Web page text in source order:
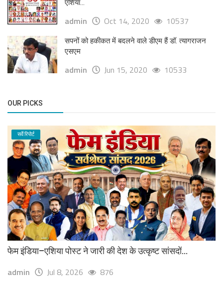
एशिया...
admin Oct 14, 2020 10537
सपनों को हकीकत में बदलने वाले डीएम हैं डॉ. त्यागराजन
एसएम
admin Jun 15, 2020 10533
OUR PICKS
सर्वे रिपोर्ट
फेम इंडिया–एशिया पोस्ट ने जारी की देश के उत्कृष्ट सांसदों...
admin Jul 8, 2026 876